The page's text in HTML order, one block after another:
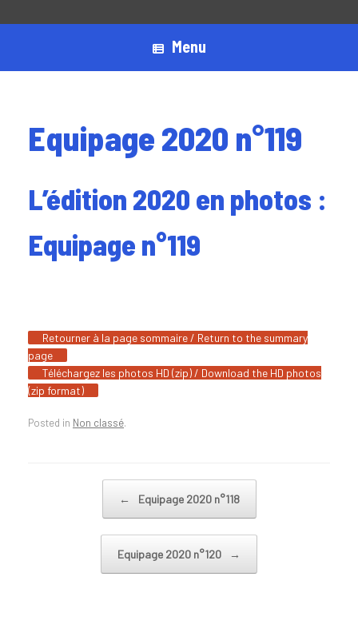
Menu
Equipage 2020 n°119
L’édition 2020 en photos :
Equipage n°119
Retourner à la page sommaire / Return to the summary
page
Téléchargez les photos HD (zip) / Download the HD photos
(zip format)
Posted in Non classé.
← Equipage 2020 n°118
Equipage 2020 n°120 →